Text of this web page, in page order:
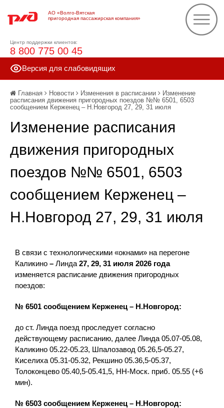
АО «Волго-Вятская
пригородная пассажирская компания»
Центр поддержки клиентов:
8 800 775 00 45
Версия для слабовидящих
Главная Новости Изменения в расписании
Изменение
расписания движения пригородных поездов №№ 6501, 6503
сообщением Керженец – Н.Новгород 27, 29, 31 июля
Изменение расписания
движения пригородных
поездов №№ 6501, 6503
сообщением Керженец –
Н.Новгород 27, 29, 31 июля
В связи с технологическими «окнами» на перегоне
Каликино – Линда 27, 29, 31 июля 2026 года
изменяется расписание движения пригородных
поездов:
№ 6501 сообщением Керженец – Н.Новгород:
до ст. Линда поезд проследует согласно
действующему расписанию, далее Линда 05.07-05.08,
Каликино 05.22-05.23, Шпалозавод 05.26,5-05.27,
Киселиха 05.31-05.32, Рекшино 05.36,5-05.37,
Толоконцево 05.40,5-05.41,5, НН-Моск. приб. 05.55 (+6
мин).
№ 6503 сообщением Керженец – Н.Новгород: